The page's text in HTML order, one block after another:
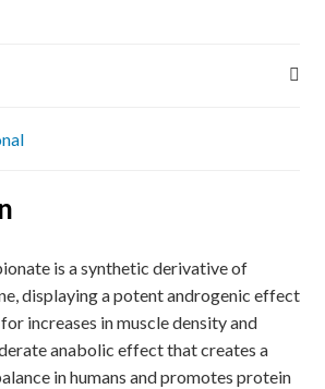
is a synthetic derivative of
displaying a potent androgenic effect
increases in muscle density and
anabolic effect that creates a
in humans and promotes protein